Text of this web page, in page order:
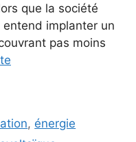
que la société
entend implanter un
pas moins
, énergie